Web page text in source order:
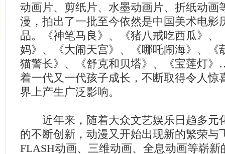
动画片、剪纸片、水墨动画片、折纸动画
漫，拍出了一批至今依然是中国美术电影
品。《神笔马良》、《猪八戒吃西瓜》、
妈》、《大闹天宫》、《哪吒闹海》、《
猫警长》、《舒克和贝塔》、《宝莲灯
着一代又一代孩子成长，不断取得令人惊
界上产生广泛影响。
近年来，随着大众文艺娱乐日趋多元
的不断创新，动漫又开始出现新的繁荣与
FLASH动画、三维动画、全息动画等崭新